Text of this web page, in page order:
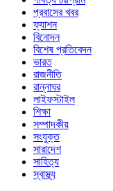
প্রবাসের খবর
ফ্যাশন
বিনোদন
বিশেষ প্রতিবেদন
ভারত
রাজনীতি
রান্নাঘর
লাইফস্টাইল
শিক্ষা
সম্পাদকীয়
সংযুক্ত
সারাদেশ
সাহিত্য
স্বাস্থ্য